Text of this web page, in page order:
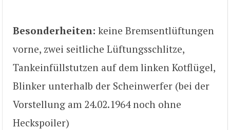
Besonderheiten: keine Bremsentlüftungen
vorne, zwei seitliche Lüftungsschlitze,
Tankeinfüllstutzen auf dem linken Kotflügel,
Blinker unterhalb der Scheinwerfer (bei der
Vorstellung am 24.02.1964 noch ohne
Heckspoiler)